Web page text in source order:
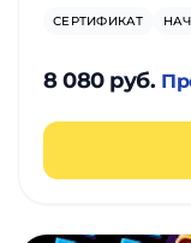
СЕРТИФИКАТ
8 080 руб.